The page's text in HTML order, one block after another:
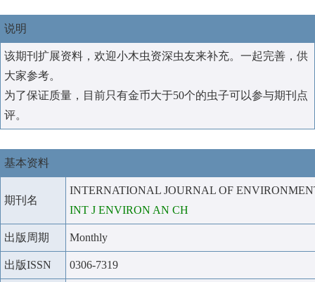
说明
该期刊扩展资料，欢迎小木虫资深虫友来补充。一起完善，供
大家参考。
为了保证质量，目前只有金币大于50个的虫子可以参与期刊点
评。
基本资料
期刊名
INTERNATIONAL JOURNAL OF
INT J ENVIRON AN CH
出版周期 Monthly
出版ISSN 0306-7319